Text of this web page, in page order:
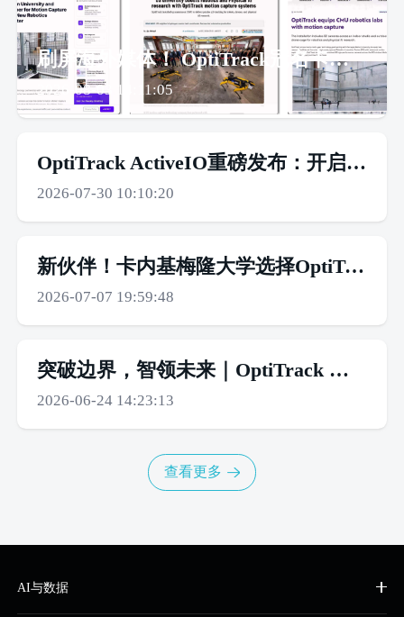
刷屏海外媒体！ OptiTrack冠名卡内基梅隆大学室外无人机研究空间
2026-08-03 14:11:05
OptiTrack ActiveIO重磅发布：开启双向通信的主动追踪新时代
2026-07-30 10:10:20
新伙伴！卡内基梅隆大学选择OptiTrack作为新机器人创新中心的运动捕捉技术合作伙伴
2026-07-07 19:59:48
突破边界，智领未来｜OptiTrack Motive3.5 正式发布
2026-06-24 14:23:13
查看更多
AI与数据